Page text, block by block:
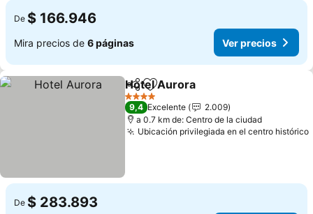
De $ 166.946
Mira precios de 6 páginas Ver precios
CompartirAgregar a favoritos
Hotel Aurora
4 Estrellas
9,4 Excelente
2.009
a 0.7 km de: Centro de la ciudad
Ubicación privilegiada en el centro histórico
De $ 283.893